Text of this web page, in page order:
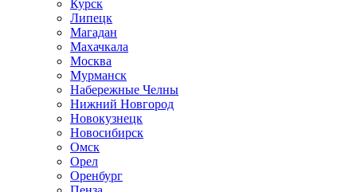
Курск
Липецк
Магадан
Махачкала
Москва
Мурманск
Набережные Челны
Нижний Новгород
Новокузнецк
Новосибирск
Омск
Орел
Оренбург